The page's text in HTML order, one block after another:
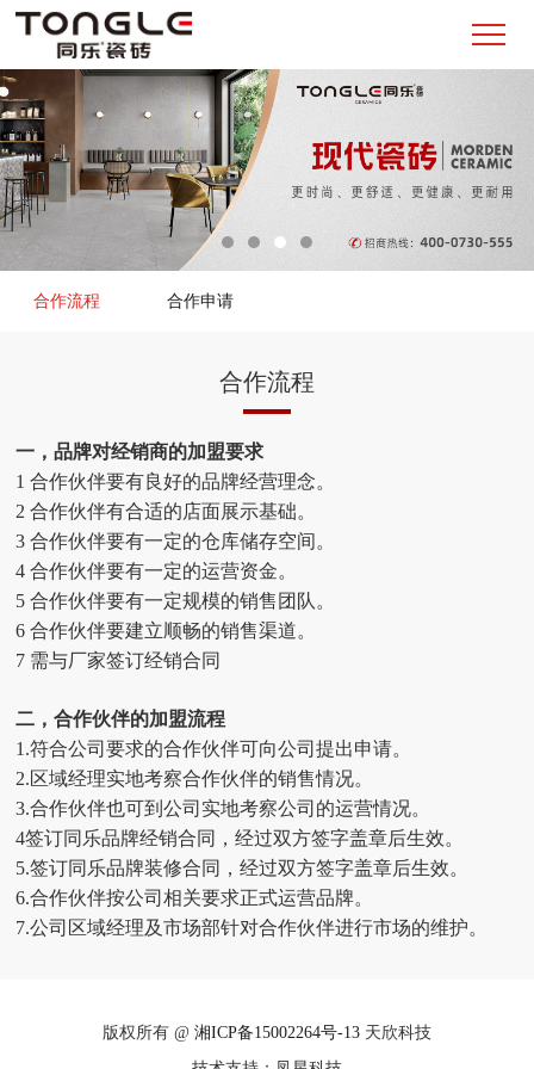
合作流程 合作申请
合作流程
一，品牌对经销商的加盟要求
1 合作伙伴要有良好的品牌经营理念。
2 合作伙伴有合适的店面展示基础。
3 合作伙伴要有一定的仓库储存空间。
4 合作伙伴要有一定的运营资金。
5 合作伙伴要有一定规模的销售团队。
6 合作伙伴要建立顺畅的销售渠道。
7 需与厂家签订经销合同
二，合作伙伴的加盟流程
1.符合公司要求的合作伙伴可向公司提出申请。
2.区域经理实地考察合作伙伴的销售情况。
3.合作伙伴也可到公司实地考察公司的运营情况。
4签订同乐品牌经销合同，经过双方签字盖章后生效。
5.签订同乐品牌装修合同，经过双方签字盖章后生效。
6.合作伙伴按公司相关要求正式运营品牌。
7.公司区域经理及市场部针对合作伙伴进行市场的维护。
版权所有 @ 湘ICP备15002264号-13 天欣科技